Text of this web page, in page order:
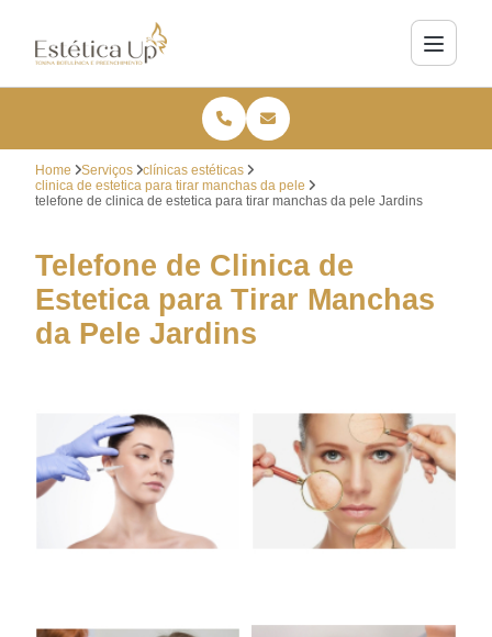
Home Serviços
clínicas estéticas
clinica de estetica para tirar manchas da pele
telefone de clinica de estetica para tirar manchas da pele Jardins
Telefone de Clinica de
Estetica para Tirar Manchas
da Pele Jardins